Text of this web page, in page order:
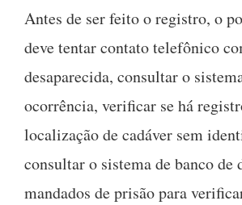
Antes de ser feito o registro, o
deve tentar contato telefônico
desaparecida, consultar o
ocorrência, verificar se há
localização de cadáver sem
consultar o sistema de banco de
mandados de prisão para